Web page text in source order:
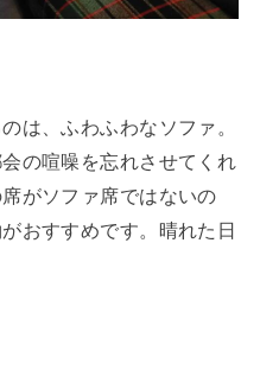
は、ふわふわなソファ。
の喧噪を忘れさせてくれ
がソファ席ではないの
おすすめです。晴れた日